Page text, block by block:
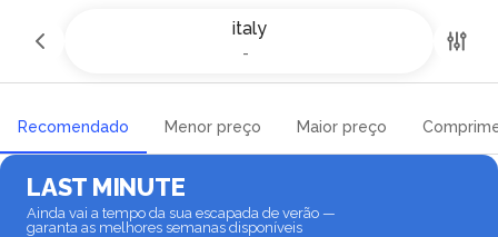
italy
-
Aluguer de iates e barcos em
Itália
Recomendado Menor preço Maior preço
LAST MINUTE
Ainda vai a tempo da sua escapada de verão —
garanta as melhores semanas disponíveis